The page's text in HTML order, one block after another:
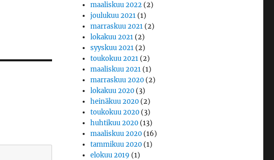
maaliskuu 2022 (2)
joulukuu 2021 (1)
marraskuu 2021 (2)
lokakuu 2021 (2)
syyskuu 2021 (2)
toukokuu 2021 (2)
maaliskuu 2021 (1)
marraskuu 2020 (2)
lokakuu 2020 (3)
heinäkuu 2020 (2)
toukokuu 2020 (3)
huhtikuu 2020 (13)
maaliskuu 2020 (16)
tammikuu 2020 (1)
elokuu 2019 (1)